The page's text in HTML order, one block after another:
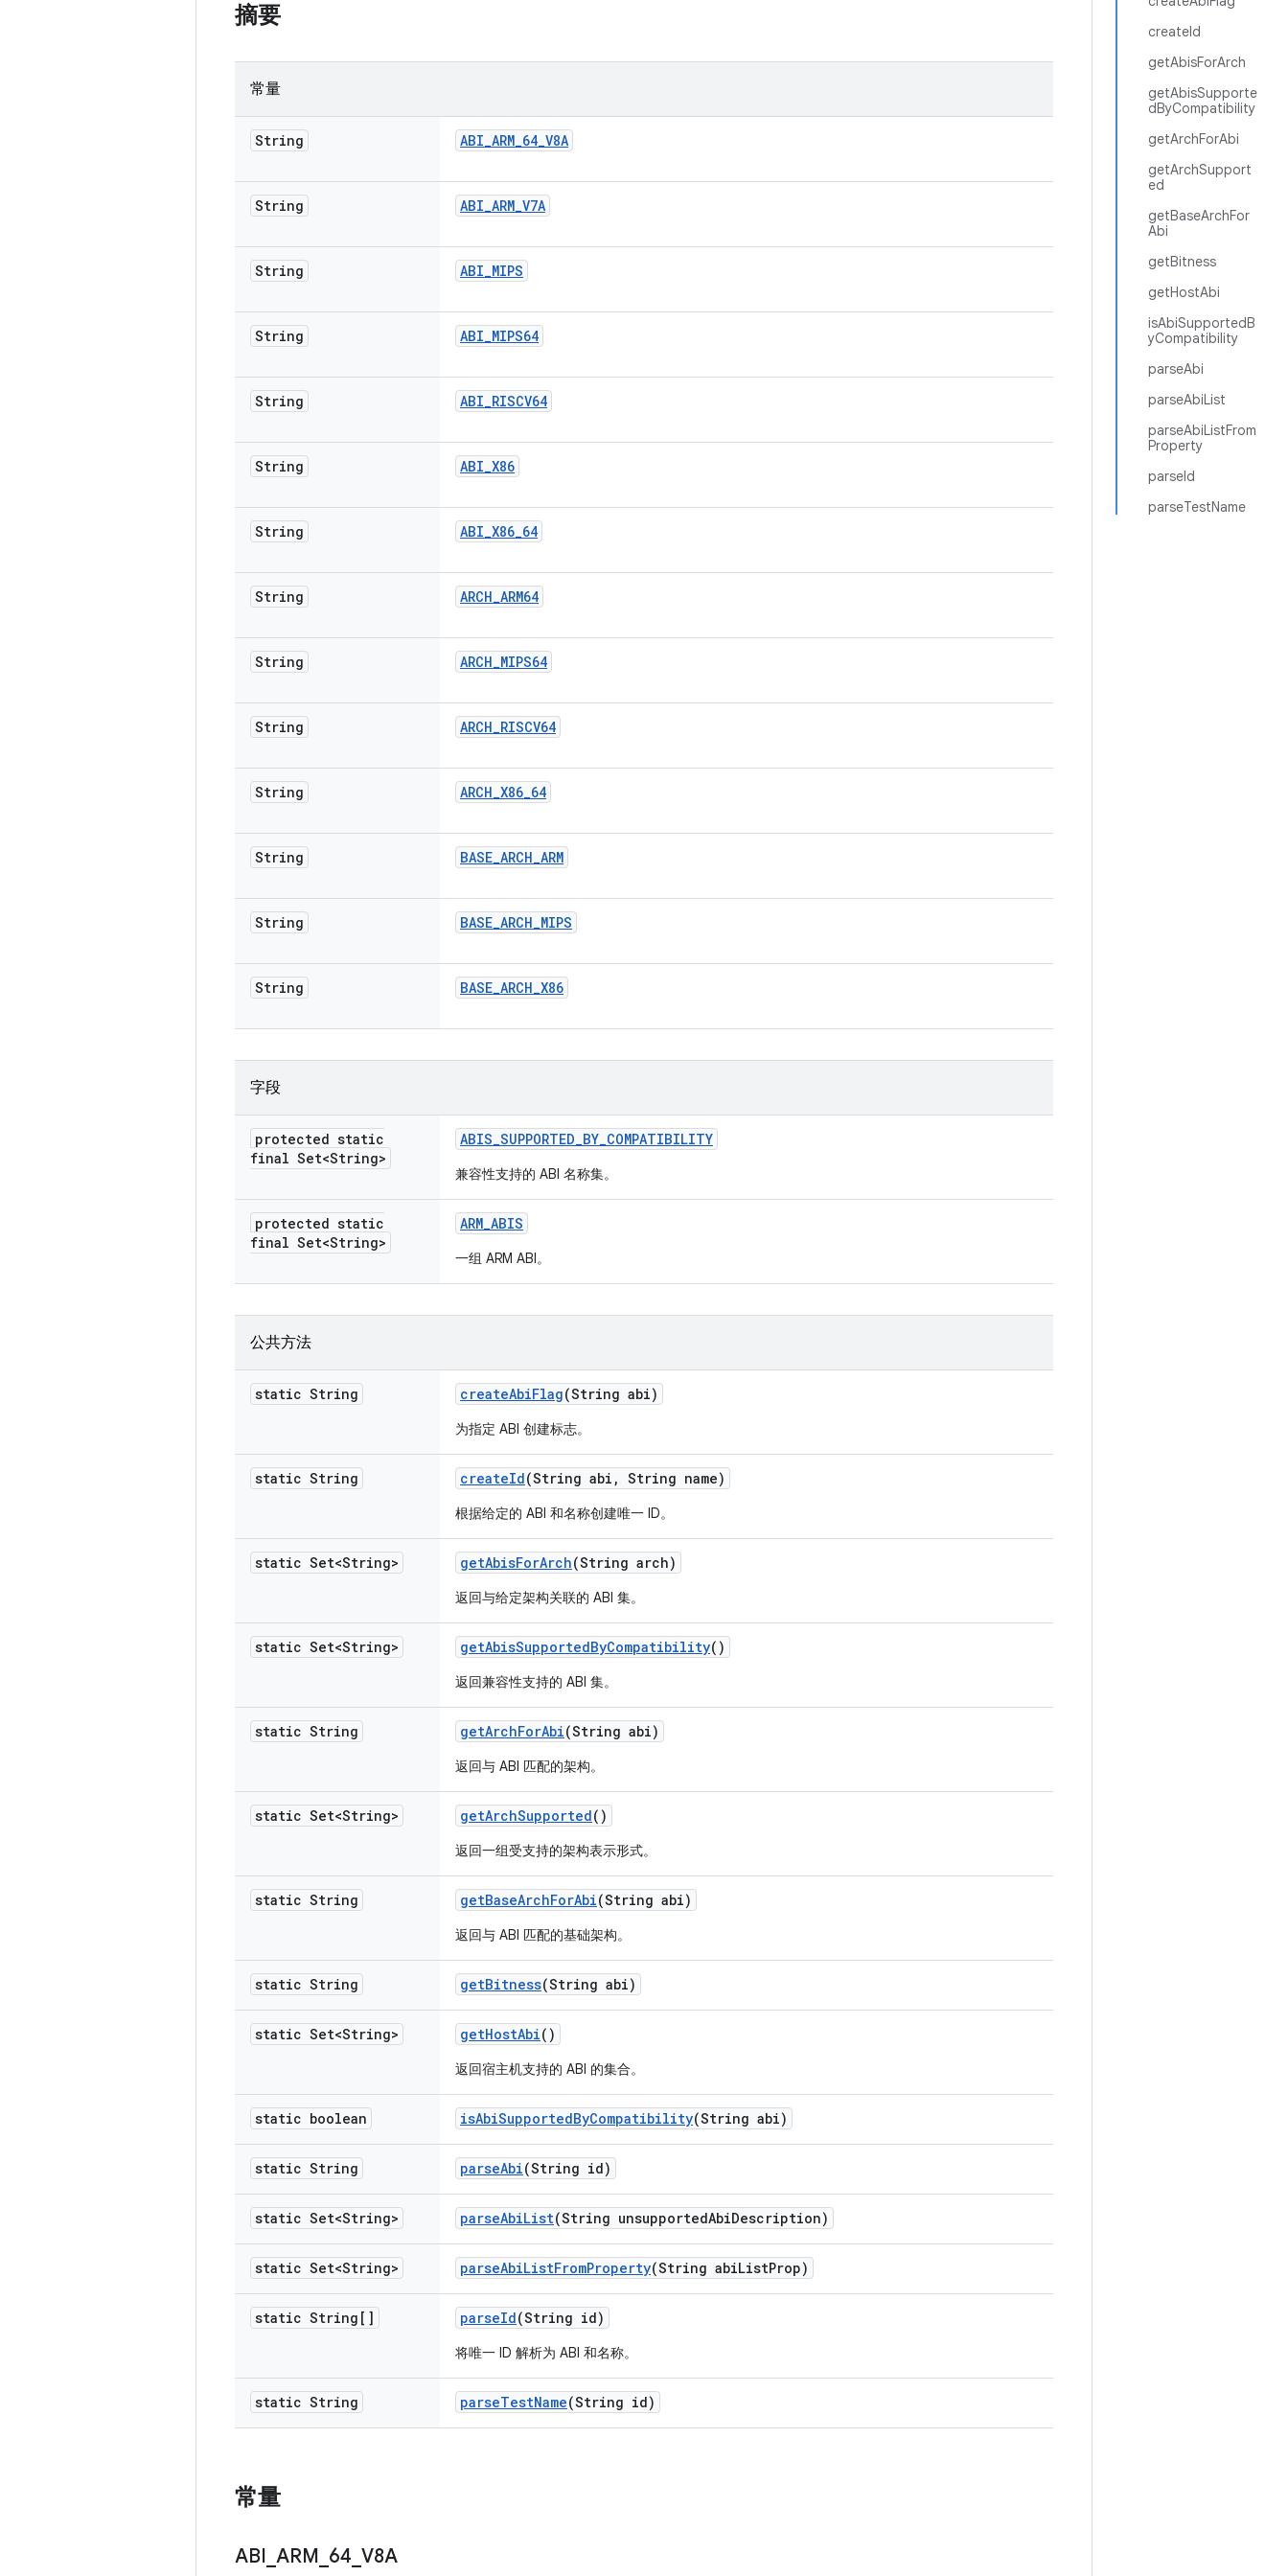
createId
getAbisForArch
getAbisSupporte
dByCompatibility
getArchForAbi
getArchSupport
ed
getBaseArchFor
Abi
getBitness
getHostAbi
isAbiSupportedB
yCompatibility
parseAbi
parseAbiList
parseAbiListFrom
Property
parseId
parseTestName
摘要
常量
String ABI_ARM_64_V8A
String ABI_ARM_V7A
String ABI_MIPS
String ABI_MIPS64
String ABI_RISCV64
String ABI_X86
String ABI_X86_64
String ARCH_ARM64
String ARCH_MIPS64
String ARCH_RISCV64
String ARCH_X86_64
String BASE_ARCH_ARM
String BASE_ARCH_MIPS
String BASE_ARCH_X86
字段
protected static
final Set<String>
ABIS_SUPPORTED_BY_COMPATIBILITY
兼容性支持的 ABI 名称集。
protected static
final Set<String>
ARM_ABIS
一组 ARM ABI。
公共方法
static String createAbiFlag(String abi)
为指定 ABI 创建标志。
static String createId(String abi , String name)
根据给定的 ABI 和名称创建唯一 ID。
static Set<String> getAbisForArch(String arch)
返回与给定架构关联的 ABI 集。
static Set<String> getAbisSupportedByCompatibility()
返回兼容性支持的 ABI 集。
static String getArchForAbi(String abi)
返回与 ABI 匹配的架构。
static Set<String> getArchSupported()
返回一组受支持的架构表示形式。
static String getBaseArchForAbi(String abi)
返回与 ABI 匹配的基础架构。
static String getBitness(String abi)
static Set<String> getHostAbi()
返回宿主机支持的 ABI 的集合。
static boolean isAbiSupportedByCompatibility(String abi)
static String parseAbi(String id)
static Set<String> parseAbiList(String unsupportedAbiDescription)
static Set<String> parseAbiListFromProperty(String abiListProp)
static String[] parseId(String id)
将唯一 ID 解析为 ABI 和名称。
static String parseTestName(String id)
常量
ABI ARM 64 V8A